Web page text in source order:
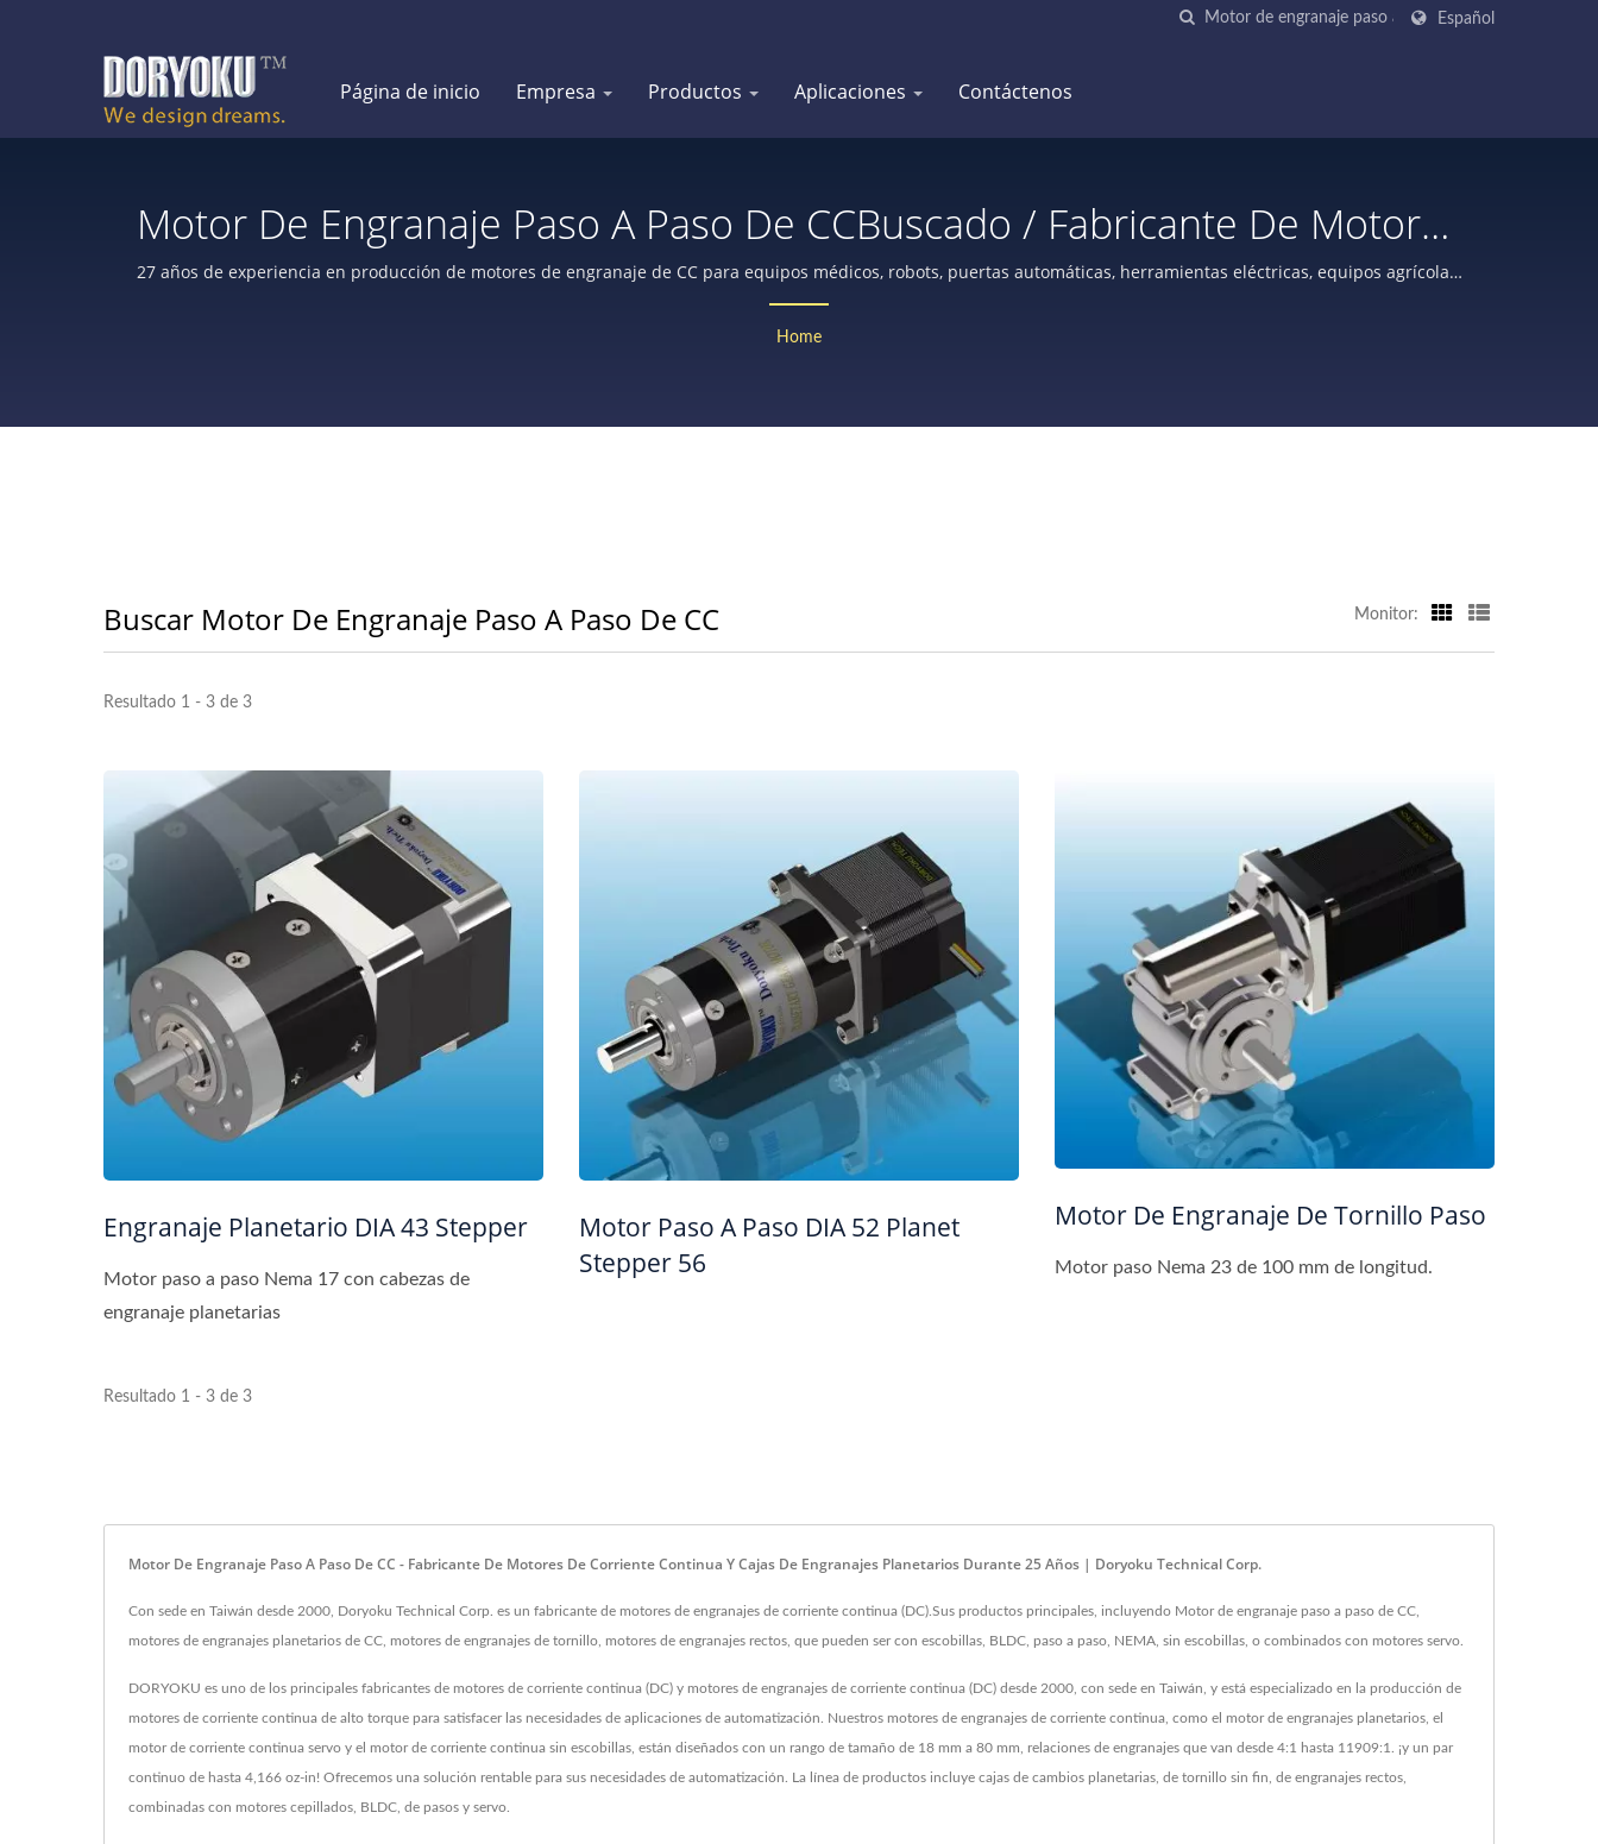
Español
Página de inicio Empresa Productos Aplicaciones Contáctenos
Motor De Engranaje Paso A Paso De CCBuscado / Fabricante De Motores
De CC Y Reductores Planetarios Durante 25 Años | Doryoku Technical
Corp.
27 años de experiencia en producción de motores de engranaje de CC para equipos médicos, robots, puertas automáticas, herramientas eléctricas, equipos agrícolas,
con encoder o freno, cerraduras de seguridad, etc.
Home
Buscar Motor De Engranaje Paso A Paso De CC Monitor:
Resultado 1 - 3 de 3
Engranaje Planetario DIA 43 Stepper
Motor paso a paso Nema 17 con cabezas de
engranaje planetarias
Motor Paso A Paso DIA 52 Planet
Stepper 56
Motor De Engranaje De Tornillo Paso
Motor paso Nema 23 de 100 mm de longitud.
Resultado 1 - 3 de 3
Motor De Engranaje Paso A Paso De CC - Fabricante De Motores De Corriente Continua Y Cajas De Engranajes Planetarios Durante 25 Años | Doryoku Technical Corp.
Con sede en Taiwán desde 2000, Doryoku Technical Corp. es un fabricante de motores de engranajes de corriente continua (DC).Sus productos principales, incluyendo Motor de engranaje paso a paso de CC,
motores de engranajes planetarios de CC, motores de engranajes de tornillo, motores de engranajes rectos, que pueden ser con escobillas, BLDC, paso a paso, NEMA, sin escobillas, o combinados con motores servo.
DORYOKU es uno de los principales fabricantes de motores de corriente continua (DC) y motores de engranajes de corriente continua (DC) desde 2000, con sede en Taiwán, y está especializado en la producción de
motores de corriente continua de alto torque para satisfacer las necesidades de aplicaciones de automatización. Nuestros motores de engranajes de corriente continua, como el motor de engranajes planetarios, el
motor de corriente continua servo y el motor de corriente continua sin escobillas, están diseñados con un rango de tamaño de 18 mm a 80 mm, relaciones de engranajes que van desde 4:1 hasta 11909:1. ¡y un par
continuo de hasta 4,166 oz-in! Ofrecemos una solución rentable para sus necesidades de automatización. La línea de productos incluye cajas de cambios planetarias, de tornillo sin fin, de engranajes rectos,
combinadas con motores cepillados, BLDC, de pasos y servo.